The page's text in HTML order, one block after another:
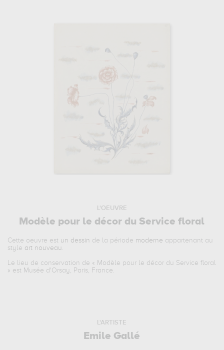
L'OEUVRE
Modèle pour le décor du Service floral
Cette oeuvre est un dessin de la période moderne appartenant au
style art nouveau .
Le lieu de conservation de « Modèle pour le décor du Service floral
» est Musée d'Orsay, Paris, France.
L'ARTISTE
Emile Gallé